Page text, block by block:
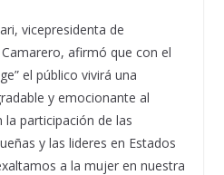
vicepresidenta de
afirmó que con el
el público vivirá una
y emocionante al
participación de las
y las lideres en Estados
a la mujer en nuestra